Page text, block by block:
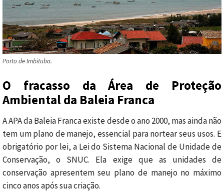
Porto de Imbituba.
O fracasso da Área de Proteção
Ambiental da Baleia Franca
A APA da Baleia Franca existe desde o ano 2000, mas ainda não
tem um plano de manejo, essencial para nortear seus usos. E
obrigatório por lei, a Lei do Sistema Nacional de Unidade de
Conservação, o SNUC. Ela exige que as unidades de
conservação apresentem seu plano de manejo no máximo
cinco anos após sua criação.